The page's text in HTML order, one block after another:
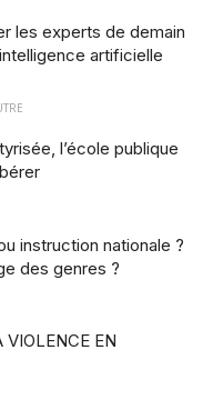
les experts de demain
artificielle
l’école publique
instruction nationale ?
des genres ?
VIOLENCE EN